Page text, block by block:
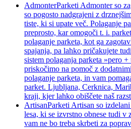
AdmonterParketi Admonter so
so pogosto nadgrajeni z
tiste, ki si upate več. Polaganje
preprosto, kar omogoči t. i.
polaganje parketa, kot ga
spajanja, pa lahko pričakujete
sistem polaganja parketa »pero
priskočimo na pomoč z
polaganje parketa, in vam
parket. Ljubljana, Cerknica,
kraji, kjer lahko obiščete naš
ArtisanParketi Artisan so
lesa, ki se izvrstno obnese tudi v
vam ne bo treba skrbeti za